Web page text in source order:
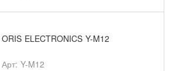
ORIS ELECTRONICS Y-M12
Арт: Y-M12